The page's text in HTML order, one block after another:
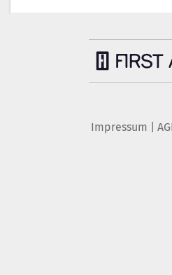
Impressum